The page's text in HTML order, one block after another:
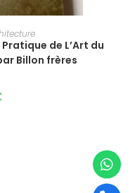
de L’Art du
Billon frères